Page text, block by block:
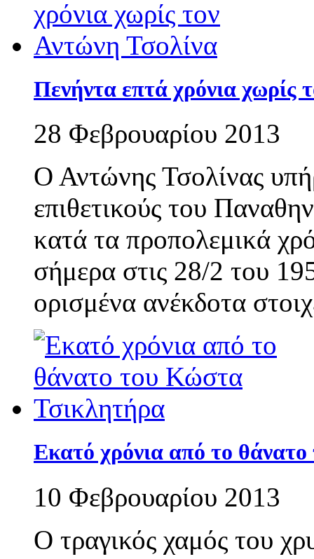
Πενήντα επτά χρόνια χωρίς
28 Φεβρουαρίου 2013
Ο Αντώνης Τσολίνας
επιθετικούς του
κατά τα προπολεμικά
σήμερα στις 28/2 του
ορισμένα ανέκδοτα
Εκατό χρόνια από το
10 Φεβρουαρίου 2013
Ο τραγικός χαμός του